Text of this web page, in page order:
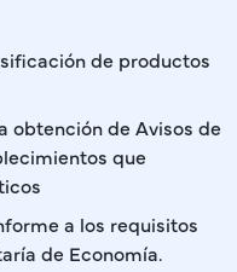
de productos
obtención de Avisos de
que
a los requisitos
de Economía.